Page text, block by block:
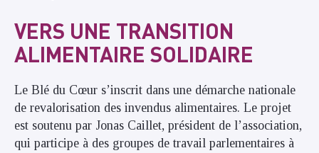
VERS UNE TRANSITION
ALIMENTAIRE SOLIDAIRE
Le Blé du Cœur s’inscrit dans une démarche nationale
de revalorisation des invendus alimentaires. Le projet
est soutenu par Jonas Caillet, président de l’association,
qui participe à des groupes de travail parlementaires à